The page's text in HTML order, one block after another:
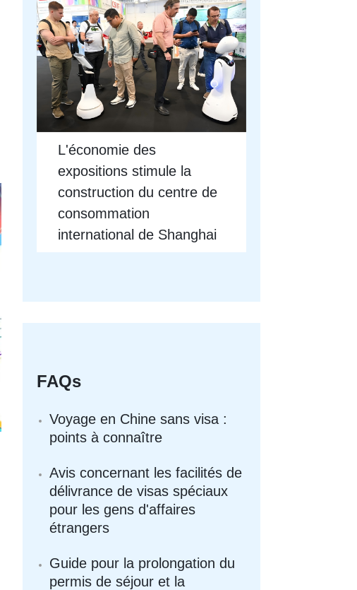
L'économie des
expositions stimule la
construction du centre de
consommation
international de Shanghai
FAQs
Voyage en Chine sans visa :
points à connaître
Avis concernant les facilités de
délivrance de visas spéciaux
pour les gens d'affaires
étrangers
Guide pour la prolongation du
permis de séjour et la